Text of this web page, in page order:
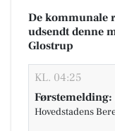
De kommunale
udsendt denne
Glostrup
KL. 04:25
Hovedstadens